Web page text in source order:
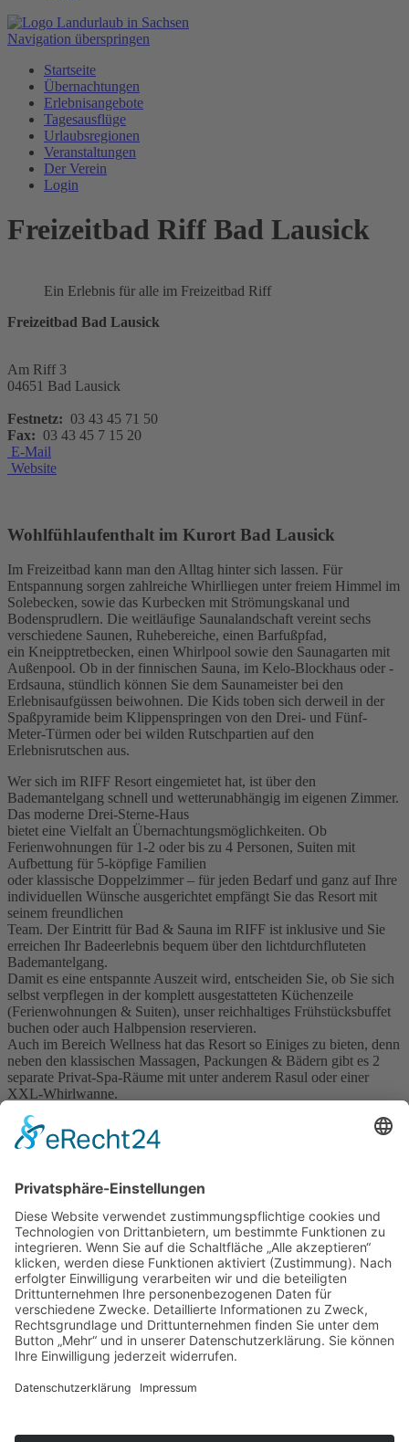
Navigation überspringen
Startseite
Übernachtungen
Erlebnisangebote
Tagesausflüge
Urlaubsregionen
Veranstaltungen
Der Verein
Login
Freizeitbad Riff Bad Lausick
Ein Erlebnis für alle im Freizeitbad Riff
Freizeitbad Bad Lausick
Am Riff 3
04651 Bad Lausick
Festnetz: 03 43 45 71 50
Fax: 03 43 45 7 15 20
E-Mail
Website
Wohlfühlaufenthalt im Kurort Bad Lausick
Im Freizeitbad kann man den Alltag hinter sich lassen. Für
Entspannung sorgen zahlreiche Whirlliegen unter freiem Himmel im
Solebecken, sowie das Kurbecken mit Strömungskanal und
Bodensprudlern. Die weitläufige Saunalandschaft vereint sechs
verschiedene Saunen, Ruhebereiche, einen Barfußpfad,
ein Kneipptretbecken, einen Whirlpool sowie den Saunagarten mit
Außenpool. Ob in der finnischen Sauna, im Kelo-Blockhaus oder -
Erdsauna, stündlich können Sie dem Saunameister bei den
Erlebnisaufgüssen beiwohnen. Die Kids toben sich derweil in der
Spaßpyramide beim Klippenspringen von den Drei- und Fünf-
Meter-Türmen oder bei wilden Rutschpartien auf den
Erlebnisrutschen aus.
Wer sich im RIFF Resort eingemietet hat, ist über den
Bademantelgang schnell und wetterunabhängig im eigenen Zimmer.
Das moderne Drei-Sterne-Haus
bietet eine Vielfalt an Übernachtungsmöglichkeiten. Ob
Ferienwohnungen für 1-2 oder bis zu 4 Personen, Suiten mit
Aufbettung für 5-köpfige Familien
oder klassische Doppelzimmer – für jeden Bedarf und ganz auf Ihre
individuellen Wünsche ausgerichtet empfängt Sie das Resort mit
seinem freundlichen
Team. Der Eintritt für Bad & Sauna im RIFF ist inklusive und Sie
erreichen Ihr Badeerlebnis bequem über den lichtdurchfluteten
Bademantelgang.
Damit es eine entspannte Auszeit wird, entscheiden Sie, ob Sie sich
selbst verpflegen in der komplett ausgestatteten Küchenzeile
(Ferienwohnungen & Suiten), unser reichhaltiges Frühstücksbuffet
buchen oder auch Halbpension reservieren.
Auch im Bereich Wellness hat das Resort so Einiges zu bieten, denn
neben den klassischen Massagen, Packungen & Bädern gibt es 2
separate Privat-Spa-Räume mit unter anderem Rasul oder einer
XXL-Whirlwanne.
in beiden Räumen lädt zum Verweilen ein. Buchen Sie hierzu eines
unserer Wellnessarrangements.
Am Riff 3, 04651 Bad Lausick
Fotos: Fotostudio Barkschat
Angebot
»Buchung/Anfrage
»Wo liegt Bad Lausick
Bilder
Freizeitbad Riff Bad Lausick
Erlebnisangebote
Freizeitbad Riff Bad Lausick